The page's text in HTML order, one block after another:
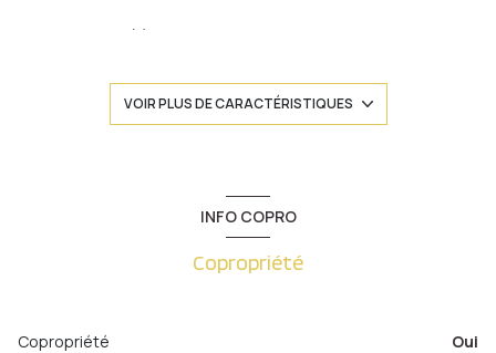
1 chambre(s)
Chauffage individuel : chaudière (gaz)
VOIR PLUS DE CARACTÉRISTIQUES
INFO COPRO
Copropriété
Copropriété Oui